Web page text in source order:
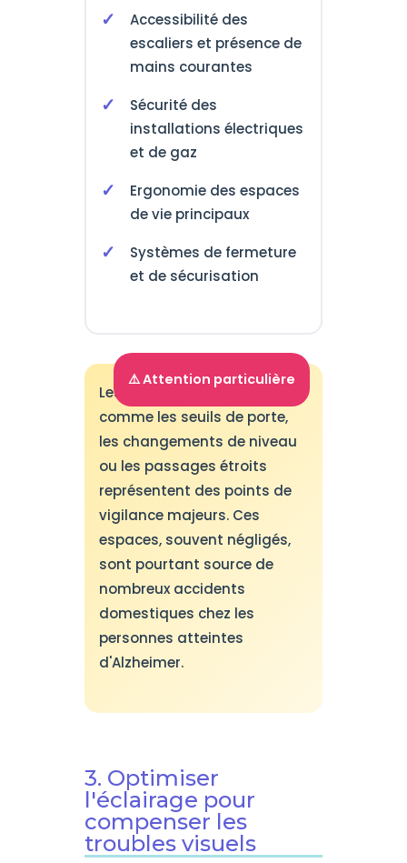
Accessibilité des
escaliers et présence de
mains courantes
Sécurité des
installations électriques
et de gaz
Ergonomie des espaces
de vie principaux
Systèmes de fermeture
et de sécurisation
⚠️ Attention particulière
Les zones de transition
comme les seuils de porte,
les changements de niveau
ou les passages étroits
représentent des points de
vigilance majeurs. Ces
espaces, souvent négligés,
sont pourtant source de
nombreux accidents
domestiques chez les
personnes atteintes
d'Alzheimer.
3. Optimiser
l'éclairage pour
compenser les
troubles visuels